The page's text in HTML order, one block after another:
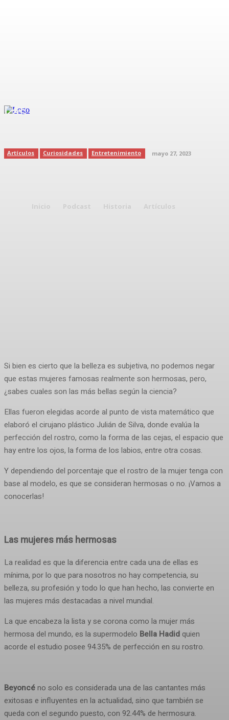
Inicio Podcast Historia Artículos
Las mujeres más hermosas según
Artículos Curiosidades Entretenimiento mayo 27, 2023
Si bien es cierto que la belleza es subjetiva, no podemos negar
que estas mujeres famosas realmente son hermosas, pero,
¿sabes cuales son las más bellas según la ciencia?
Ellas fueron elegidas acorde al punto de vista matemático que
elaboró el cirujano plástico Julián de Silva, donde evalúa la
perfección del rostro, como la forma de las cejas, el espacio que
hay entre los ojos, la forma de los labios, entre otra cosas.
Y dependiendo del porcentaje que el rostro de la mujer tenga con
base al modelo, es que se consideran hermosas o no. ¡Vamos a
conocerlas!
Las mujeres más hermosas
La realidad es que la diferencia entre cada una de ellas es
mínima, por lo que para nosotros no hay competencia, su
belleza, su profesión y todo lo que han hecho, las convierte en
las mujeres más destacadas a nivel mundial.
La que encabeza la lista y se corona como la mujer más
hermosa del mundo, es la supermodelo Bella Hadidquien
acorde el estudio posee 94.35% de perfección en su rostro.
Beyoncéno solo es considerada una de las cantantes más
exitosas e influyentes en la actualidad, sino que también se
queda con el segundo puesto, con 92.44% de hermosura.